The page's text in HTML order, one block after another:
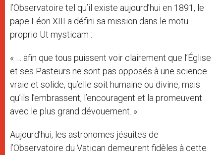
l’Observatoire tel qu’il existe aujourd’hui en 1891, le
pape Léon XIII a défini sa mission dans le motu
proprio Ut mysticam :
« … afin que tous puissent voir clairement que l’Église
et ses Pasteurs ne sont pas opposés à une science
vraie et solide, qu’elle soit humaine ou divine, mais
qu’ils l’embrassent, l’encouragent et la promeuvent
avec le plus grand dévouement. »
Aujourd’hui, les astronomes jésuites de
l’Observatoire du Vatican demeurent fidèles à cette